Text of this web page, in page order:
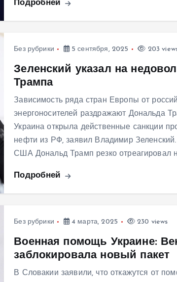
Подробней
Без рубрики 5 сентября, 2025 203
Зеленский указал на
Трампа
Зависимость ряда стран Европы от
энергоносителей раздражают Дональда
Украина открыла действенные санкции
нефти из РФ, заявил Владимир
США Дональд Трамп резко отреагировал
Подробней
Без рубрики 4 марта, 2025 230 views
Военная помощь Украине:
заблокировала новый пакет
В Словакии заявили, что откажутся от